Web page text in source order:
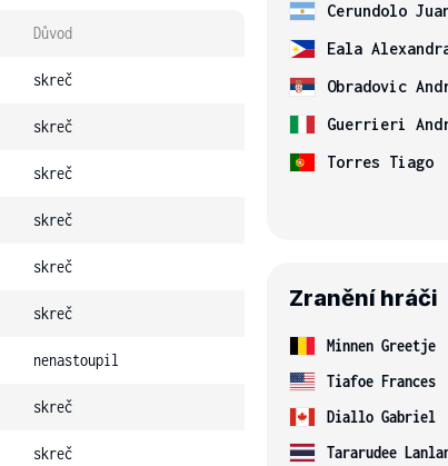
Důvod
skreč
skreč
skreč
skreč
skreč
skreč
nenastoupil
skreč
skreč
Cerundolo
Eala
Obradovic
Guerrieri
Torres Tiago
Zranění hráči
Minnen Greetje
Tiafoe Frances
Diallo Gabriel
Tararudee